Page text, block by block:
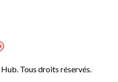
Tous droits réservés.